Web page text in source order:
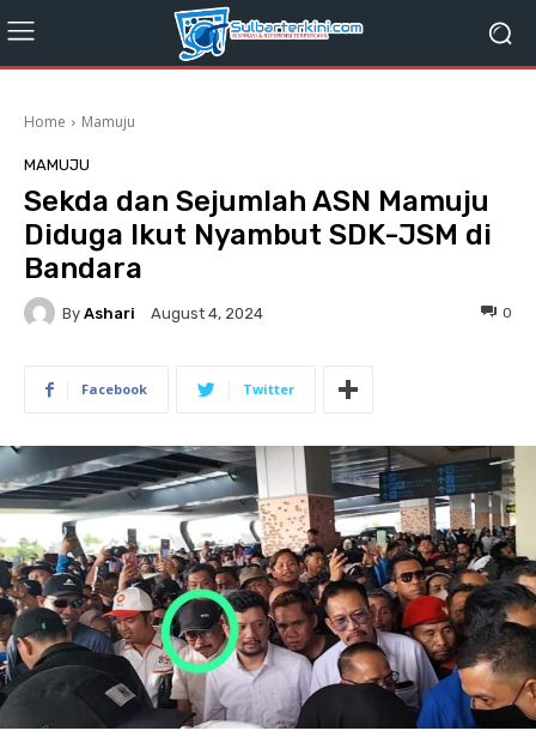
Home Mamuju
MAMUJU
Sekda dan Sejumlah ASN Mamuju
Diduga Ikut Nyambut SDK-JSM di
Bandara
By Ashari August 4, 2024 0
Facebook Twitter